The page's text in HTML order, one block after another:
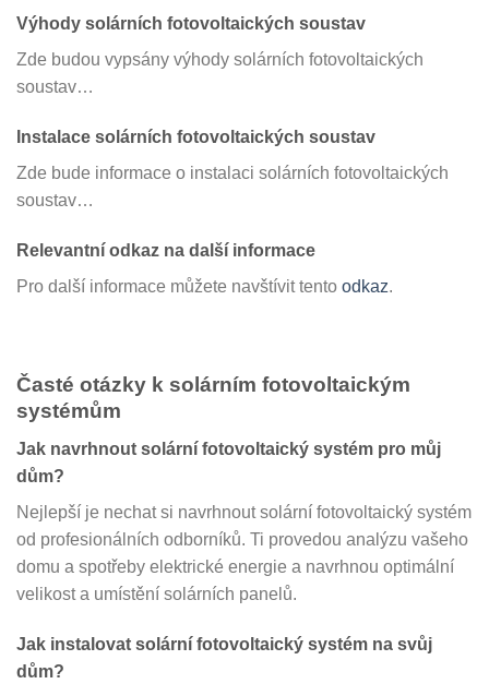
Výhody solárních fotovoltaických soustav
Zde budou vypsány výhody solárních fotovoltaických
soustav…
Instalace solárních fotovoltaických soustav
Zde bude informace o instalaci solárních fotovoltaických
soustav…
Relevantní odkaz na další informace
Pro další informace můžete navštívit tento odkaz.
Časté otázky k solárním fotovoltaickým
systémům
Jak navrhnout solární fotovoltaický systém pro můj
dům?
Nejlepší je nechat si navrhnout solární fotovoltaický systém
od profesionálních odborníků. Ti provedou analýzu vašeho
domu a spotřeby elektrické energie a navrhnou optimální
velikost a umístění solárních panelů.
Jak instalovat solární fotovoltaický systém na svůj
dům?